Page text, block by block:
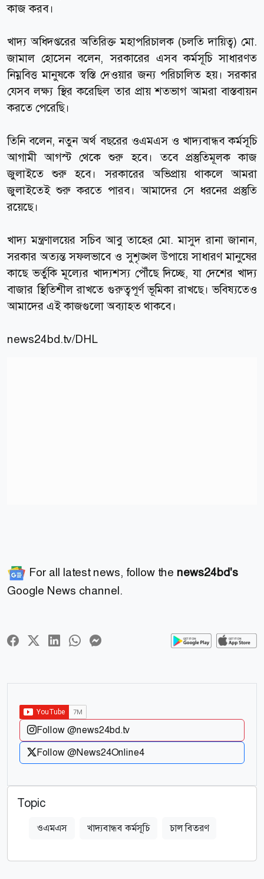
কাজ করব।
খাদ্য অধিদপ্তরের অতিরিক্ত মহাপরিচালক (চলতি দায়িত্ব) মো.
জামাল হোসেন বলেন, সরকারের এসব কর্মসূচি সাধারণত
নিম্নবিত্ত মানুষকে স্বস্তি দেওয়ার জন্য পরিচালিত হয়। সরকার
যেসব লক্ষ্য স্থির করেছিল তার প্রায় শতভাগ আমরা বাস্তবায়ন
করতে পেরেছি।
তিনি বলেন, নতুন অর্থ বছরের ওএমএস ও খাদ্যবান্ধব কর্মসূচি
আগামী আগস্ট থেকে শুরু হবে। তবে প্রস্তুতিমূলক কাজ
জুলাইতে শুরু হবে। সরকারের অভিপ্রায় থাকলে আমরা
জুলাইতেই শুরু করতে পারব। আমাদের সে ধরনের প্রস্তুতি
রয়েছে।
খাদ্য মন্ত্রণালয়ের সচিব আবু তাহের মো. মাসুদ রানা জানান,
সরকার অত্যন্ত সফলভাবে ও সুশৃঙ্খল উপায়ে সাধারণ মানুষের
কাছে ভর্তুকি মূল্যের খাদ্যশস্য পৌঁছে দিচ্ছে, যা দেশের খাদ্য
বাজার স্থিতিশীল রাখতে গুরুত্বপূর্ণ ভূমিকা রাখছে। ভবিষ্যতেও
আমাদের এই কাজগুলো অব্যাহত থাকবে।
news24bd.tv/DHL
For all latest news, follow the news24bd's
Google News channel.
Follow @news24bd.tv
Follow @News24Online4
Topic
ওএমএস খাদ্যবান্ধব কর্মসূচি চাল বিতরণ